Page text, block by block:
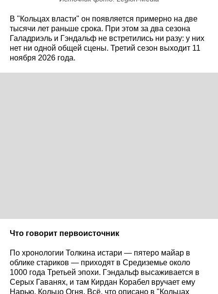
В "Кольцах власти" он появляется примерно на две
тысячи лет раньше срока. При этом за два сезона
Галадриэль и Гэндальф не встретились ни разу: у них
нет ни одной общей сцены. Третий сезон выходит 11
ноября 2026 года.
Что говорит первоисточник
По хронологии Толкина истари — пятеро майар в
облике стариков — приходят в Средиземье около
1000 года Третьей эпохи. Гэндальф высаживается в
Серых Гаванях, и там Кирдан Корабел вручает ему
Нарью, Кольцо Огня. Всё, что описано в "Кольцах